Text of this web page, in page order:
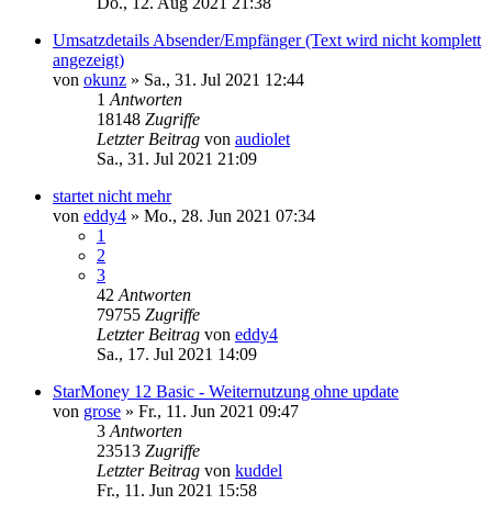
Umsatzdetails Absender/Empfänger (Text wird nicht komplett
angezeigt)
von okunz » Sa., 31. Jul 2021 12:44
1 Antworten
18148 Zugriffe
Letzter Beitrag von audiolet
Sa., 31. Jul 2021 21:09
startet nicht mehr
von eddy4 » Mo., 28. Jun 2021 07:34
1
2
3
42 Antworten
79755 Zugriffe
Letzter Beitrag von eddy4
Sa., 17. Jul 2021 14:09
StarMoney 12 Basic - Weiternutzung ohne update
von grose » Fr., 11. Jun 2021 09:47
3 Antworten
23513 Zugriffe
Letzter Beitrag von kuddel
Fr., 11. Jun 2021 15:58